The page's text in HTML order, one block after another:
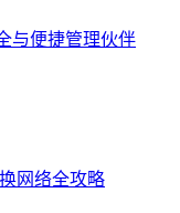
与便捷管理伙伴
网络全攻略